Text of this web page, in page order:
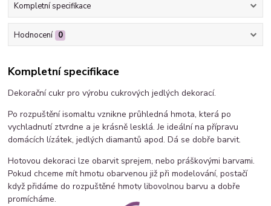
Kompletní specifikace
Hodnocení 0
Kompletní specifikace
Dekorační cukr pro výrobu cukrových jedlých dekorací.
Po rozpuštění isomaltu vznikne průhledná hmota, která po
vychladnutí ztvrdne a je krásně lesklá. Je ideální na přípravu
domácích lízátek, jedlých diamantů apod. Dá se dobře barvit.
Hotovou dekoraci lze obarvit sprejem, nebo práškovými barvami.
Pokud chceme mít hmotu obarvenou již při modelování, postačí
když přidáme do rozpuštěné hmoty libovolnou barvu a dobře
promícháme.